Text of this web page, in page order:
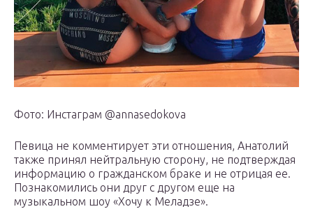
Фото: Инстаграм @annasedokova
Певица не комментирует эти отношения, Анатолий
также принял нейтральную сторону, не подтверждая
информацию о гражданском браке и не отрицая ее.
Познакомились они друг с другом еще на
музыкальном шоу «Хочу к Меладзе».